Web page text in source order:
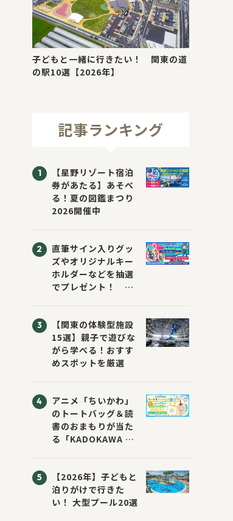
子どもと一緒に行きたい！ 関東の道
の駅10選【2026年】
記事ランキング
【星野リゾート宿泊
券があたる】あそべ
る！夏の図鑑まつり
2026開催中
直筆サイン入りグッ
ズやオリジナルキー
ホルダーなどを抽選
でプレゼント！
ジブックフェア2026
～すまない先生と読
書にチャレンジ！
～」が開催！
【関東の体験型施設
15選】親子で遊びな
がら学べる！おすす
めスポットを厳選
アニメ「ちいかわ」
のトートバッグ＆読
書のおまもりが当た
る「KADOKAWA ち
催！ スマホ壁紙は
応募者全員にプレゼ
ント！
【2026年】子どもと
泊りがけで行きた
い！ 大型プール20選